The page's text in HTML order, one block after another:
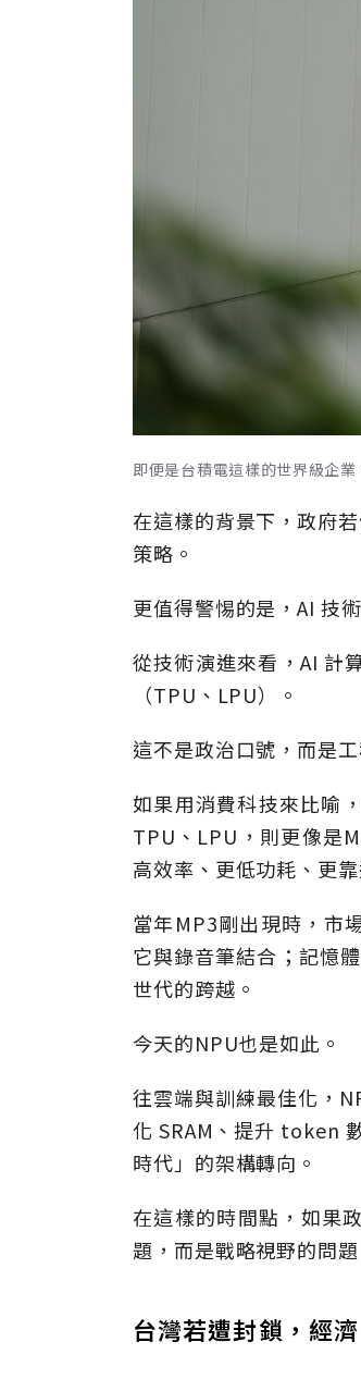
即便是台積電這樣的世界級企
在這樣的背景下，政府
策略。
更值得警惕的是，AI 技
從技術演進來看，AI 計
（TPU、LPU）。
這不是政治口號，而是工
如果用消費科技來比喻
TPU、LPU，則更像是
高效率、更低功耗、更
當年MP3剛出現時，市
它與錄音筆結合；記憶
世代的跨越。
今天的NPU也是如此。
往雲端與訓練最佳化，
化 SRAM、提升 token
時代」的架構轉向。
在這樣的時間點，如果
題，而是戰略視野的問題
台灣若遭封鎖，經